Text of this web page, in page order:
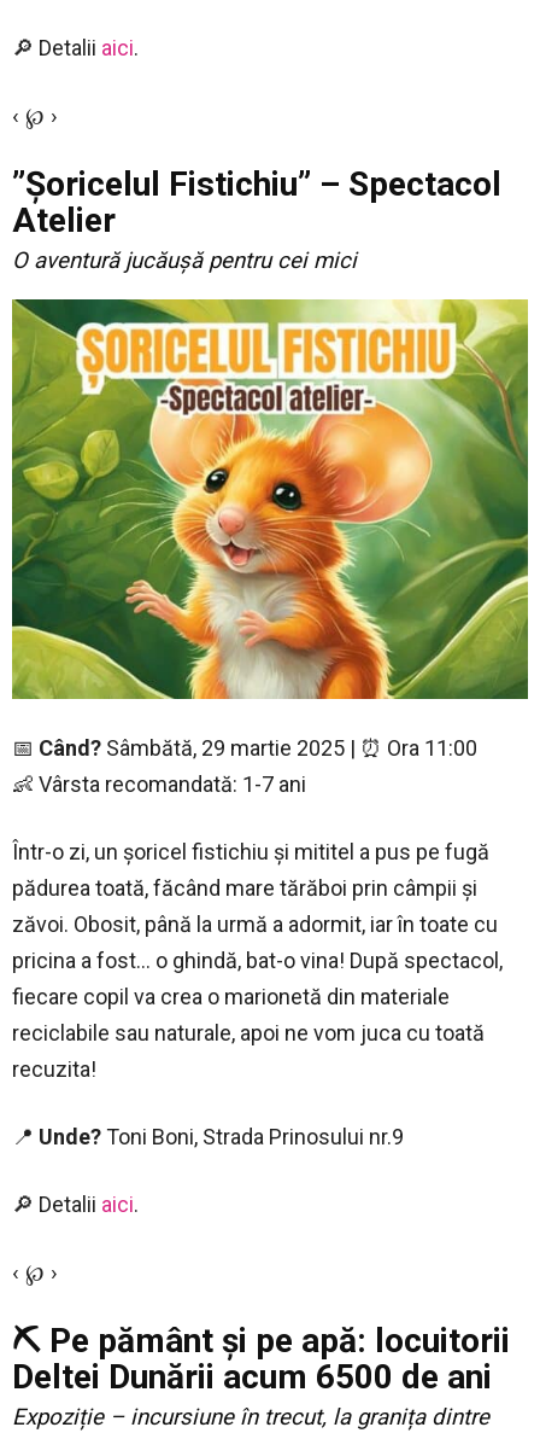
🔎 Detalii aici.
‹ ℘ ›
”Șoricelul Fistichiu” – Spectacol
Atelier
O aventură jucăușă pentru cei mici
📅 Când? Sâmbătă, 29 martie 2025 | ⏰ Ora 11:00
👶 Vârsta recomandată: 1-7 ani
Într-o zi, un șoricel fistichiu și mititel a pus pe fugă
pădurea toată, făcând mare tărăboi prin câmpii și
zăvoi. Obosit, până la urmă a adormit, iar în toate cu
pricina a fost… o ghindă, bat-o vina! După spectacol,
fiecare copil va crea o marionetă din materiale
reciclabile sau naturale, apoi ne vom juca cu toată
recuzita!
📍 Unde?Toni Boni, Strada Prinosului nr.9
🔎 Detalii aici.
‹ ℘ ›
⛏️ Pe pământ și pe apă: locuitorii
Deltei Dunării acum 6500 de ani
Expoziție – incursiune în trecut, la granița dintre